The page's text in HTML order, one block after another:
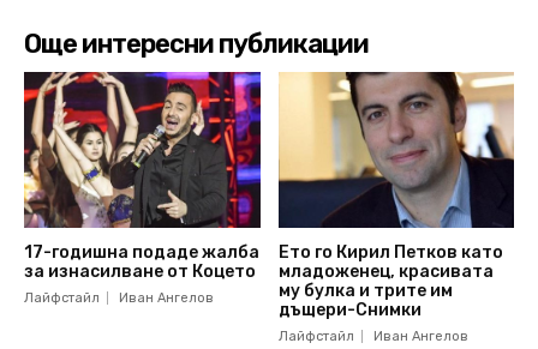
Още интересни публикации
17-годишна подаде жалба
за изнасилване от Коцето
Лайфстайл Иван Ангелов
Ето го Кирил Петков като
младоженец, красивата
му булка и трите им
дъщери-Снимки
Лайфстайл Иван Ангелов